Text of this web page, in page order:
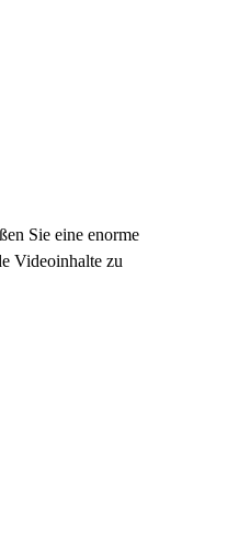
Sie eine enorme
Videoinhalte zu